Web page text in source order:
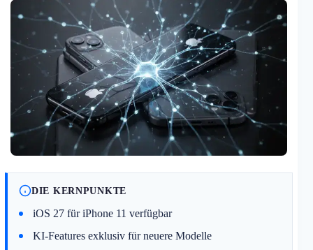
DIE KERNPUNKTE
iOS 27 für iPhone 11 verfügbar
KI-Features exklusiv für neuere Modelle